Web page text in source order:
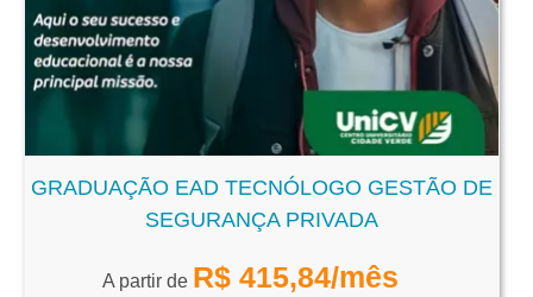
GRADUAÇÃO EAD TECNÓLOGO GESTÃO DE
SEGURANÇA PRIVADA
A partir de R$ 415,84/mês